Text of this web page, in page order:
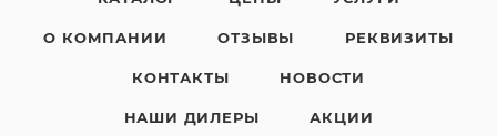
О КОМПАНИИ ОТЗЫВЫ РЕКВИЗИТЫ
КОНТАКТЫ НОВОСТИ
НАШИ ДИЛЕРЫ АКЦИИ